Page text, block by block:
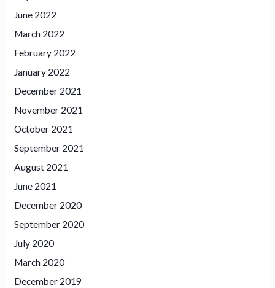
June 2022
March 2022
February 2022
January 2022
December 2021
November 2021
October 2021
September 2021
August 2021
June 2021
December 2020
September 2020
July 2020
March 2020
December 2019